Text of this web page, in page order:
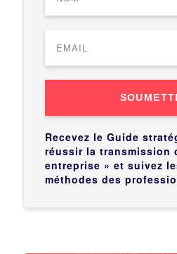
Recevez le Guide
réussir la transmission
entreprise » et suivez
méthodes des